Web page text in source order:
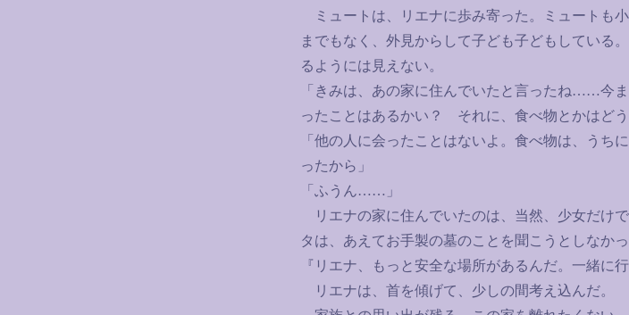
ミュートは、リエナに歩み寄った。ミュートも
までもなく、外見からして子ども子どもしている
るようには見えない。
「きみは、あの家に住んでいたと言ったね……今
ったことはあるかい？ それに、食べ物とかはどう
「他の人に会ったことはないよ。食べ物は、うち
ったから」
「ふうん…… 」
リエナの家に住んでいたのは、当然、少女だけ
タは、あえてお手製の墓のことを聞こうとしなかっ
『リエナ、もっと安全な場所があるんだ。一緒に
リエナは、首を傾げて、少しの間考え込んだ。